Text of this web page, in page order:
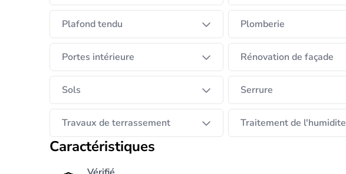
Plafond tendu Plomberie
Portes intérieure Rénovation de façade
Sols Serrure
Travaux de terrassement Traitement de l'humidite
Caractéristiques